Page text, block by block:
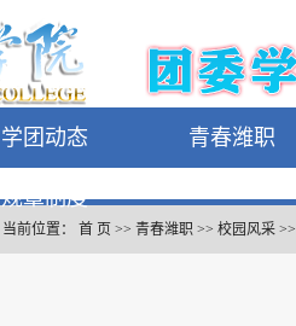
学团动态 青春潍职
规章制度
当前位置： 首 页 >> 青春潍职 >> 校园风采 >>